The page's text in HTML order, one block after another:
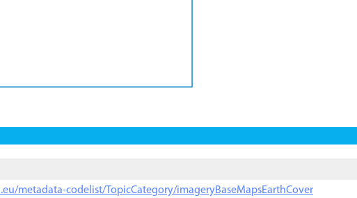
metadata-codelist/TopicCategory/imageryBaseMapsEarthCover